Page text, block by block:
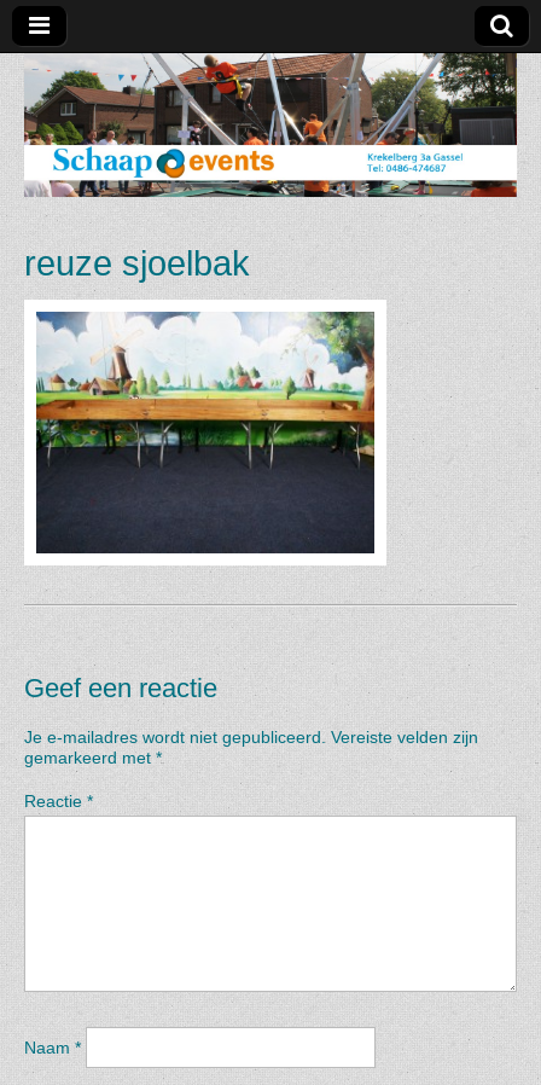
Schaap
Events
reuze sjoelbak
Geef een reactie
Je e-mailadres wordt niet gepubliceerd. Vereiste velden zijn
gemarkeerd met *
Reactie*
Naam*